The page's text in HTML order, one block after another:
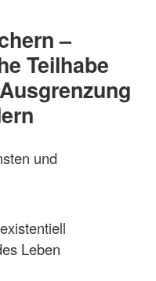
–
Teilhabe
und
Leben